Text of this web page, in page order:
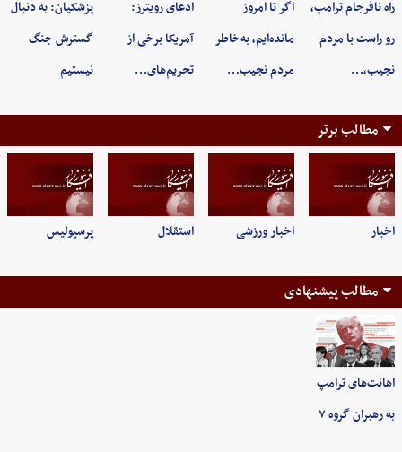
راه نافرجام ترامپ،
رو راست با مردم
نجیب،…
اگر تا امروز
مانده‌ایم، به‌خاطر
مردم نجیب…
ادعای رویترز:
آمریکا برخی از
تحریم‌های…
پزشکیان: به‌ دنبال
گسترش جنگ
نیستیم
مطالب برتر
اخبار اخبار ورزشی استقلال پرسپولیس
مطالب پیشنهادی
اهانت‌های ترامپ
به رهبران گروه ۷